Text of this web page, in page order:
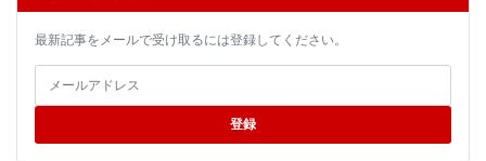
最新記事をメールで受け取るには登録してください。
登録